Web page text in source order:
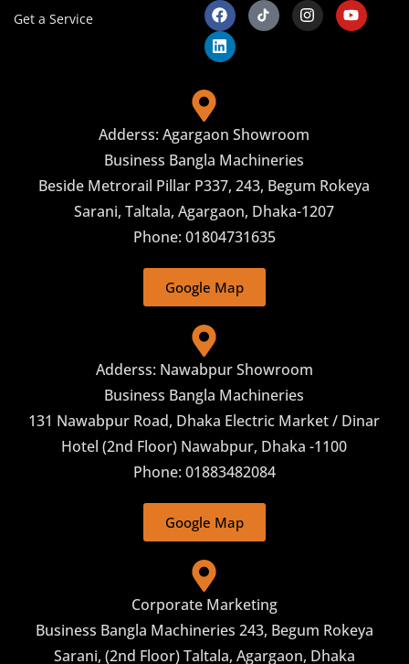
Get a Service
Adderss: Agargaon Showroom
Business Bangla Machineries
Beside Metrorail Pillar P337, 243, Begum Rokeya
Sarani, Taltala, Agargaon, Dhaka-1207
Phone: 01804731635
Google Map
Adderss: Nawabpur Showroom
Business Bangla Machineries
131 Nawabpur Road, Dhaka Electric Market / Dinar
Hotel (2nd Floor) Nawabpur, Dhaka -1100
Phone: 01883482084
Google Map
Corporate Marketing
Business Bangla Machineries 243, Begum Rokeya
Sarani, (2nd Floor) Taltala, Agargaon, Dhaka